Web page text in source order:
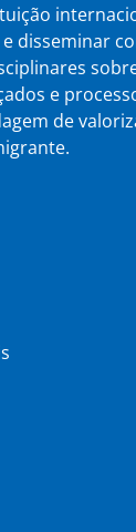
disseminar
e
de